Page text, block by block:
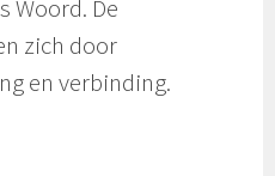
Woord. De
zich door
en verbinding.